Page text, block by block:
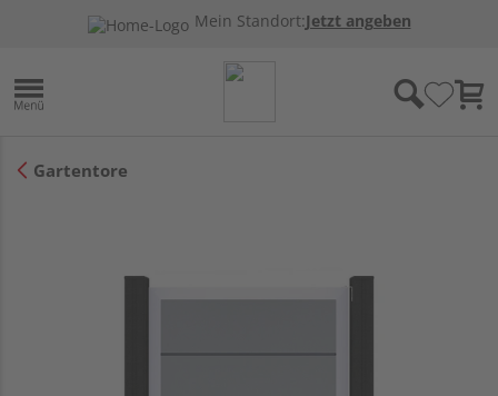
Mein Standort:Jetzt angeben
Gartentore